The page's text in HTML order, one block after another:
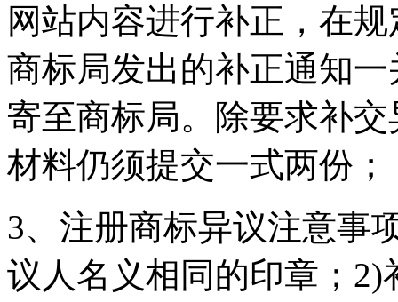
网站内容进行补正，在
商标局发出的补正通知
寄至商标局。除要求补
材料仍须提交一式两份；
3、注册商标异议注意事
议人名义相同的印章；